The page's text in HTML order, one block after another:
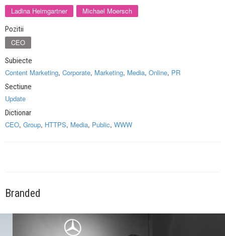
Ladina Heimgartner Michael Moersch
Pozitii
CEO
Subiecte
Content Marketing, Corporate, Marketing, Media, Online, PR
Sectiune
Update
Dictionar
CEO, Group, HTTPS, Media, Public, WWW
Branded